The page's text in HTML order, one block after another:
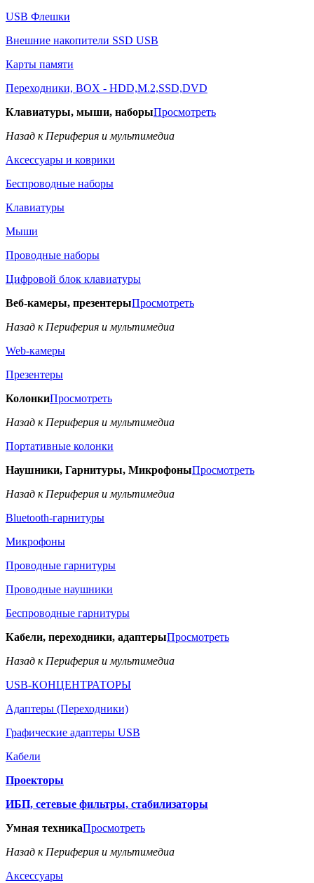
USB Флешки
Внешние накопители SSD USB
Карты памяти
Переходники, BOX - HDD,M.2,SSD,DVD
Клавиатуры, мыши, наборыПросмотреть
Назад к Периферия и мультимедиа
Аксессуары и коврики
Беспроводные наборы
Клавиатуры
Мыши
Проводные наборы
Цифровой блок клавиатуры
Веб-камеры, презентерыПросмотреть
Назад к Периферия и мультимедиа
Web-камеры
Презентеры
КолонкиПросмотреть
Назад к Периферия и мультимедиа
Портативные колонки
Наушники, Гарнитуры, МикрофоныПросмотреть
Назад к Периферия и мультимедиа
Bluetooth-гарнитуры
Микрофоны
Проводные гарнитуры
Проводные наушники
Беспроводные гарнитуры
Кабели, переходники, адаптерыПросмотреть
Назад к Периферия и мультимедиа
USB-КОНЦЕНТРАТОРЫ
Адаптеры (Переходники)
Графические адаптеры USB
Кабели
Проекторы
ИБП, сетевые фильтры, стабилизаторы
Умная техникаПросмотреть
Назад к Периферия и мультимедиа
Аксессуары